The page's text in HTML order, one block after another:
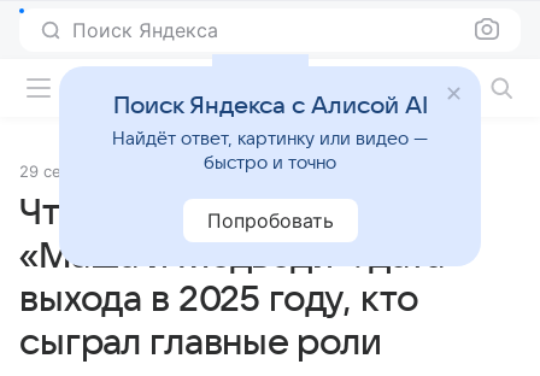
Поиск Яндекса
29 сентября 2025 Источник:Кино Mail
Что известно о фильме
«Маша и Медведи»: дата
выхода в 2025 году, кто
сыграл главные роли
Поиск Яндекса с Алисой AI
Найдёт ответ, картинку или видео —
быстро и точно
Попробовать